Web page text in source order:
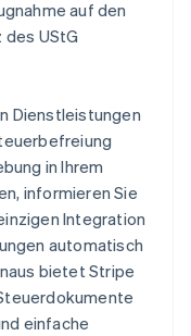
auf den
UStG
Dienstleistungen
in Ihrem
informieren Sie
Integration
automatisch
bietet Stripe
einfache